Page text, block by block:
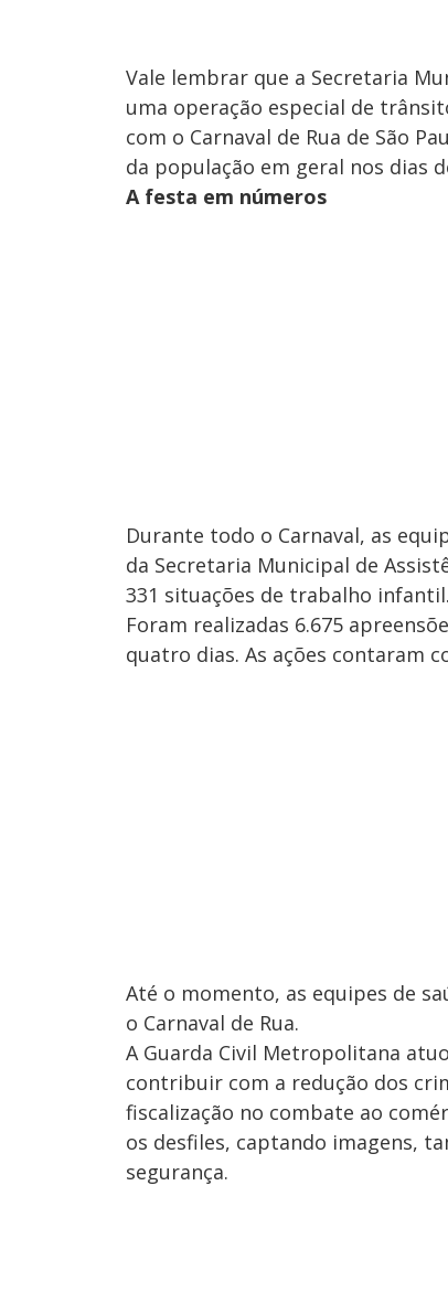
Vale lembrar que a Secretaria
uma operação especial de
com o Carnaval de Rua de São
da população em geral nos dias
A festa em números
Durante todo o Carnaval, as
da Secretaria Municipal de
331 situações de trabalho infantil.
Foram realizadas 6.675
quatro dias. As ações contaram
Até o momento, as equipes de
o Carnaval de Rua.
A Guarda Civil Metropolitana
contribuir com a redução dos
fiscalização no combate ao
os desfiles, captando imagens,
segurança.